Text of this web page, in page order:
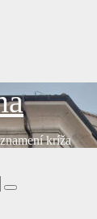
kríža